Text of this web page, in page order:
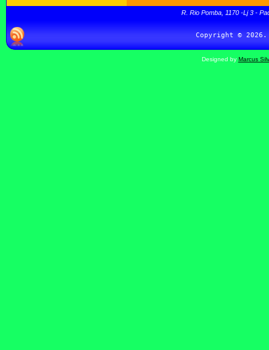
R. Rio Pomba, 1170 -Lj 3 -
Designed by Marcus